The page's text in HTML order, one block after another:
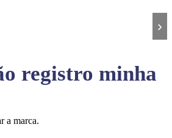
›
registro minha
a marca.